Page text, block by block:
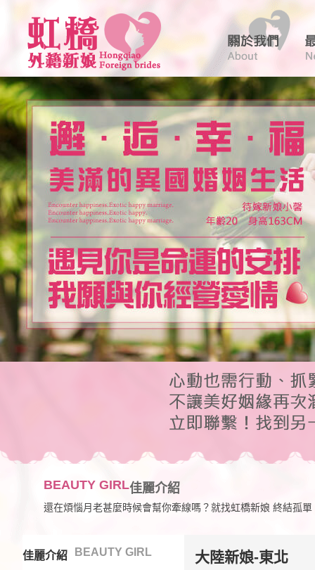
BEAUTY GIRL佳麗介紹
還在煩惱月老甚麼時候會幫你牽線嗎？就找虹橋新娘 終結孤
佳麗介紹 BEAUTY GIRL 大陸新娘-東北